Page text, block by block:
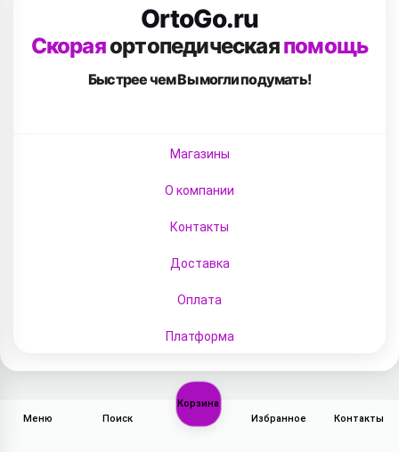
Меню Поиск
Корзина
Избранное
Контакты
OrtoGo.ru
Скораяортопедическаяпомощь
Быстрее чем Вымогли подумать!
Магазины
О компании
Контакты
Доставка
Оплата
Платформа